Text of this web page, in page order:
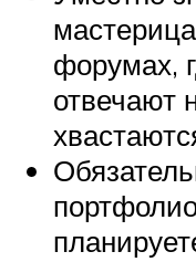
форумах,
отвечают